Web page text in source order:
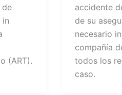
de
in
(ART).
accidente
de su
necesario
compañía
todos los
caso.